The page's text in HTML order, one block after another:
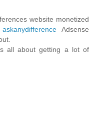
website monetized
askanydifference Adsense
all about getting a lot of